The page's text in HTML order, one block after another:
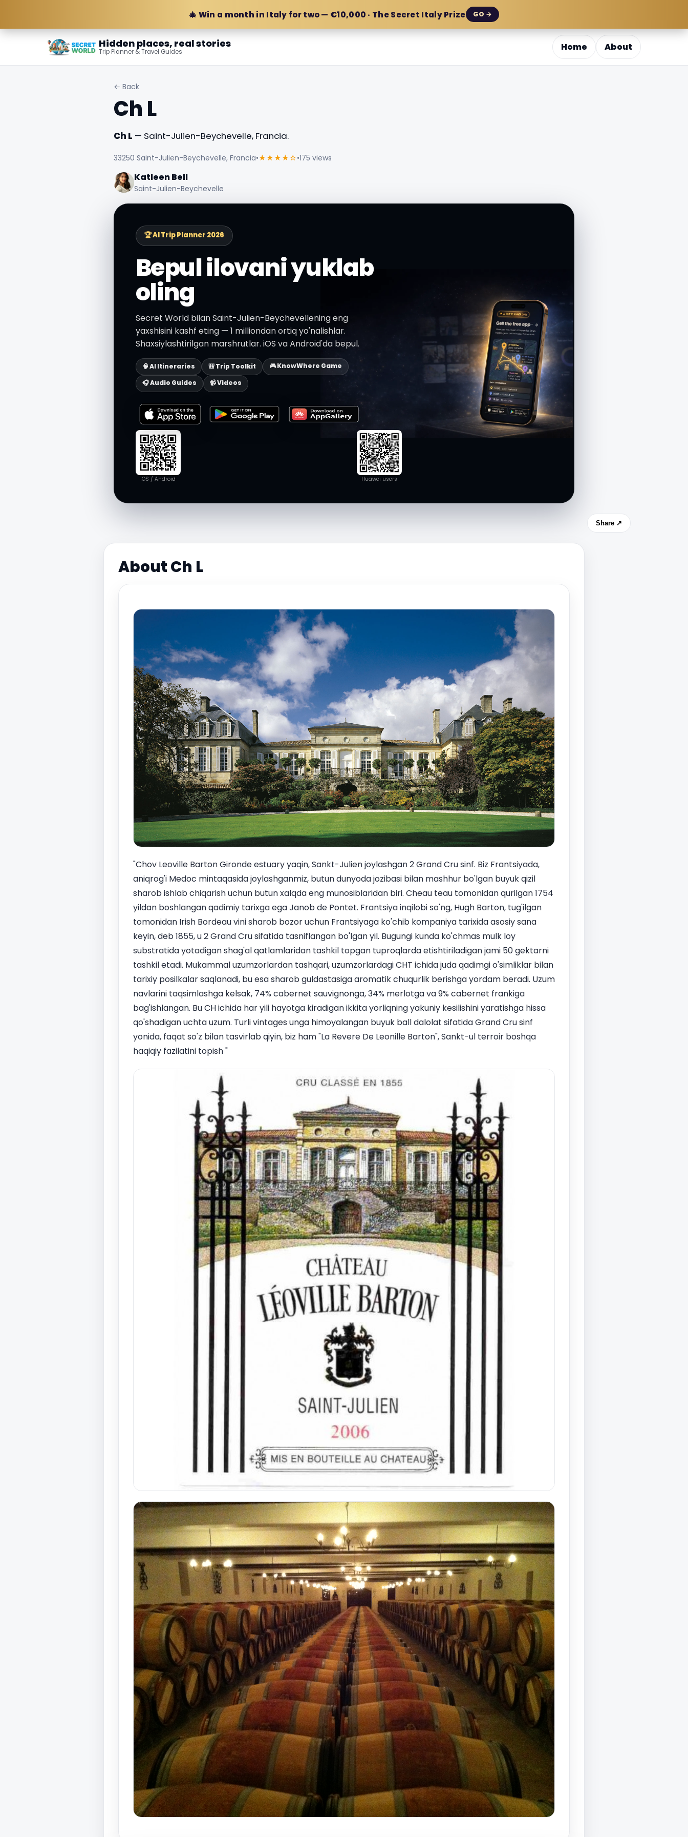
🎄 Win a month in Italy for two — €10,000 · The Secret Italy Prize GO →
Hidden places, real stories
Trip Planner & Travel Guides Home About
← Back
Ch L
Ch L — Saint-Julien-Beychevelle, Francia.
33250 Saint-Julien-Beychevelle, Francia•★★★★☆•175 views
Katleen Bell
Saint-Julien-Beychevelle
🏆 AI Trip Planner 2026
Bepul ilovani yuklab
oling
Secret World bilan Saint-Julien-Beychevellening eng
yaxshisini kashf eting — 1 milliondan ortiq yo'nalishlar.
Shaxsiylashtirilgan marshrutlar. iOS va Android'da bepul.
🧠 AI Itineraries 🎒 Trip Toolkit
🎮 KnowWhere Game
🎧 Audio Guides
📹 Videos
iOS / Android Huawei users
Share ↗
About Ch L
"Chov Leoville Barton Gironde estuary yaqin, Sankt-Julien joylashgan 2 Grand Cru sinf. Biz Frantsiyada,
aniqrog'i Medoc mintaqasida joylashganmiz, butun dunyoda jozibasi bilan mashhur bo'lgan buyuk qizil
sharob ishlab chiqarish uchun butun xalqda eng munosiblaridan biri. Cheau teau tomonidan qurilgan 1754
yildan boshlangan qadimiy tarixga ega Janob de Pontet. Frantsiya inqilobi so'ng, Hugh Barton, tug'ilgan
tomonidan Irish Bordeau vini sharob bozor uchun Frantsiyaga ko'chib kompaniya tarixida asosiy sana
keyin, deb 1855, u 2 Grand Cru sifatida tasniflangan bo'lgan yil. Bugungi kunda ko'chmas mulk loy
substratida yotadigan shag'al qatlamlaridan tashkil topgan tuproqlarda etishtiriladigan jami 50 gektarni
tashkil etadi. Mukammal uzumzorlardan tashqari, uzumzorlardagi CHT ichida juda qadimgi o'simliklar bilan
tarixiy posilkalar saqlanadi, bu esa sharob guldastasiga aromatik chuqurlik berishga yordam beradi. Uzum
navlarini taqsimlashga kelsak, 74% cabernet sauvignonga, 34% merlotga va 9% cabernet frankiga
bag'ishlangan. Bu CH ichida har yili hayotga kiradigan ikkita yorliqning yakuniy kesilishini yaratishga hissa
qo'shadigan uchta uzum. Turli vintages unga himoyalangan buyuk ball dalolat sifatida Grand Cru sinf
yonida, faqat so'z bilan tasvirlab qiyin, biz ham "La Revere De Leonille Barton", Sankt-ul terroir boshqa
haqiqiy fazilatini topish "